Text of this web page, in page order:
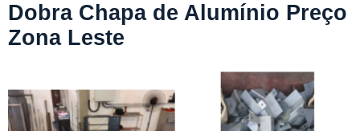
Dobra Chapa de Alumínio Preço
Zona Leste